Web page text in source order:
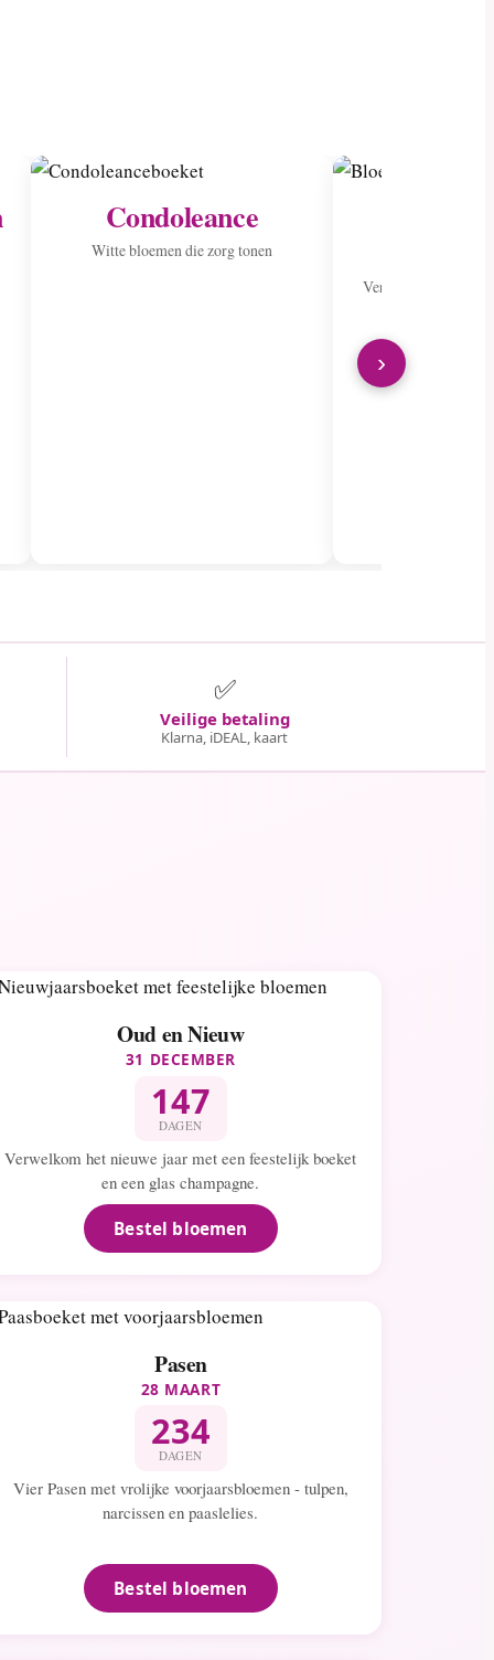
Condoleance
Witte bloemen die zorg tonen
Verspreid vreugde
›
✅
Veilige betaling
Klarna, iDEAL, kaart
Oud en Nieuw
31 DECEMBER
147
DAGEN
Verwelkom het nieuwe jaar met een feestelijk boeket
en een glas champagne.
Bestel bloemen
Pasen
28 MAART
234
DAGEN
Vier Pasen met vrolijke voorjaarsbloemen - tulpen,
narcissen en paaslelies.
Bestel bloemen